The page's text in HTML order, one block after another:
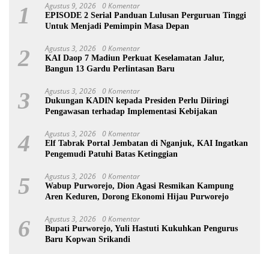
1 Agustus 9, 2026 0 Komentar
EPISODE 2 Serial Panduan Lulusan Perguruan Tinggi
Untuk Menjadi Pemimpin Masa Depan
2 Agustus 3, 2026 0 Komentar
KAI Daop 7 Madiun Perkuat Keselamatan Jalur,
Bangun 13 Gardu Perlintasan Baru
3 Agustus 3, 2026 0 Komentar
Dukungan KADIN kepada Presiden Perlu Diiringi
Pengawasan terhadap Implementasi Kebijakan
4 Agustus 3, 2026 0 Komentar
Elf Tabrak Portal Jembatan di Nganjuk, KAI Ingatkan
Pengemudi Patuhi Batas Ketinggian
5 Agustus 3, 2026 0 Komentar
Wabup Purworejo, Dion Agasi Resmikan Kampung
Aren Keduren, Dorong Ekonomi Hijau Purworejo
6 Agustus 3, 2026 0 Komentar
Bupati Purworejo, Yuli Hastuti Kukuhkan Pengurus
Baru Kopwan Srikandi